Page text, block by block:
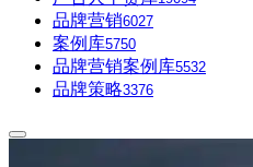
品牌营销6027
案例库5750
品牌营销案例库5532
品牌策略3376